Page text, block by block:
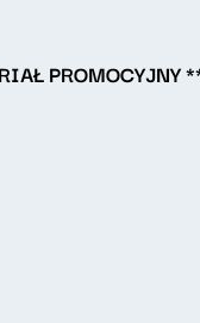
PROMOCYJNY